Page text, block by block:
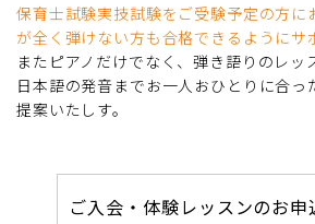
保育士試験実技試験をご受験予定の方に
が全く弾けない方も合格できるようにサ
またピアノだけでなく、弾き語りのレッ
日本語の発音までお一人おひとりに合
提案いたしす。
ご入会・体験レッスンのお申